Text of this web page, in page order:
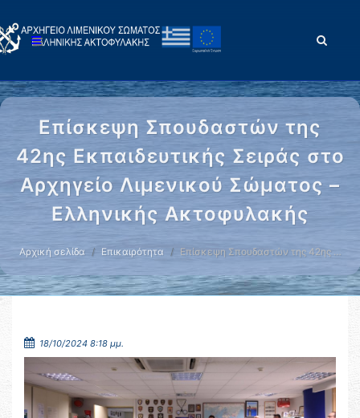
Επίσκεψη Σπουδαστών της
42ης Εκπαιδευτικής Σειράς στο
Αρχηγείο Λιμενικού Σώματος –
Ελληνικής Ακτοφυλακής
Αρχική σελίδα Επικαιρότητα Επίσκεψη Σπουδαστών της 42ης …
18/10/2024 8:18 μμ.